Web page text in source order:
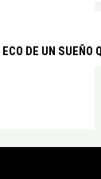
DE UN SUEÑO